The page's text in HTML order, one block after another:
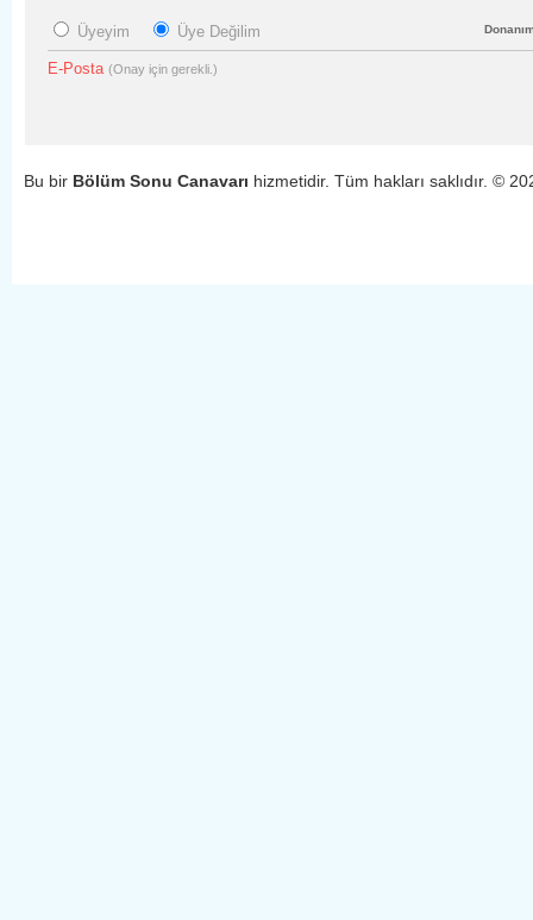
Üyeyim Üye Değilim
E-Posta (Onay için gerekli.)
Bu bir Bölüm Sonu Canavarı hizmetidir. Tüm hakları saklıdır. ©